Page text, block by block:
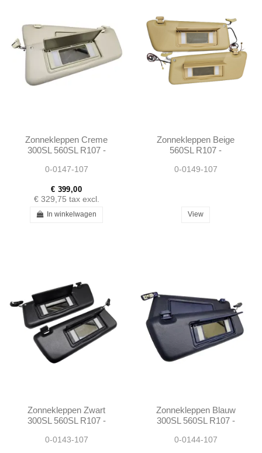
Zonnekleppen Creme
300SL 560SL R107 -
0-0147-107
€ 399,00
€ 329,75 tax excl.
In winkelwagen
Zonnekleppen Beige
560SL R107 -
0-0149-107
View
Zonnekleppen Zwart
300SL 560SL R107 -
0-0143-107
Zonnekleppen Blauw
300SL 560SL R107 -
0-0144-107